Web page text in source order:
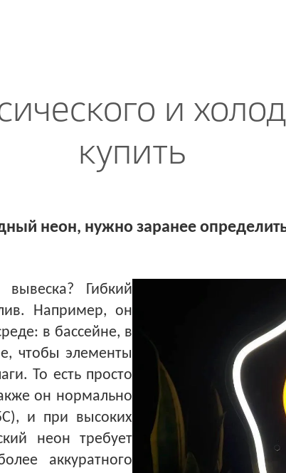
и
купить
неон, нужно заранее
Гибкий
Например, он
в бассейне, в
чтобы элементы
То есть просто
он нормально
и при высоких
неон требует
аккуратного